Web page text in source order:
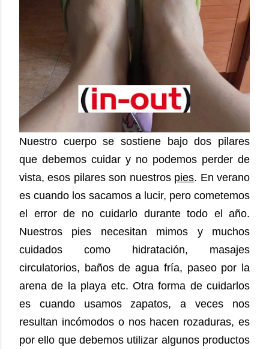
Nuestro cuerpo se sostiene bajo dos pilares
que debemos cuidar y no podemos perder de
vista, esos pilares son nuestros pies. En verano
es cuando los sacamos a lucir, pero cometemos
el error de no cuidarlo durante todo el año.
Nuestros pies necesitan mimos y muchos
cuidados como hidratación, masajes
circulatorios, baños de agua fría, paseo por la
arena de la playa etc. Otra forma de cuidarlos
es cuando usamos zapatos, a veces nos
resultan incómodos o nos hacen rozaduras, es
por ello que debemos utilizar algunos productos